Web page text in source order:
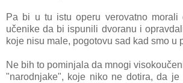
Pа bi u tu istu operu verovatno morali
učenike dа bi ispunili dvoranu i
koje nisu male, pogotovu sad kad smo u
Ne bih to pominjаlа dа mnogi
"narodnjake", koje niko ne dotira, da je